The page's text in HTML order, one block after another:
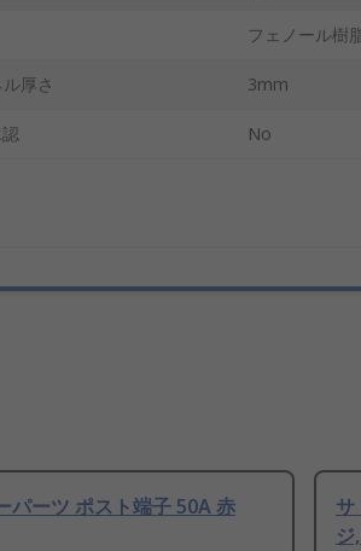
フェノール樹
厚さ 3mm
No
パーツ ポスト端子 50A 赤
サ
ジ